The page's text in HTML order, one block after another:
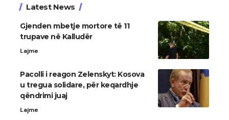
Latest News
Gjenden mbetje mortore të 11
trupave në Kalludër
Lajme
Pacolli i reagon Zelenskyt: Kosova
u tregua solidare, për keqardhje
qëndrimi juaj
Lajme